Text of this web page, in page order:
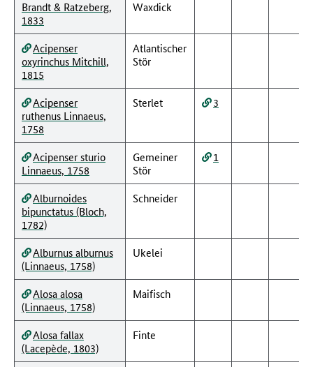
Brandt & Ratzeberg,
1833
Waxdick
Acipenser
oxyrinchus Mitchill,
1815
Atlantischer
Stör
Acipenser
ruthenus Linnaeus,
1758
Sterlet 3
Acipenser sturio
Linnaeus, 1758
Gemeiner
Stör
1
Alburnoides
bipunctatus (Bloch,
1782)
Schneider
Alburnus alburnus
(Linnaeus, 1758)
Ukelei
Alosa alosa
(Linnaeus, 1758)
Maifisch
Alosa fallax
(Lacepède, 1803)
Finte